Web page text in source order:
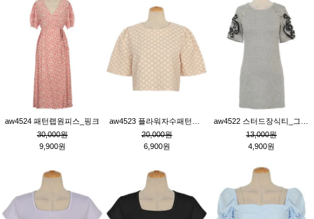
aw4524 패턴랩원피스_핑크
30,000원
9,900원
20,000원
6,900원
13,000원
4,900원